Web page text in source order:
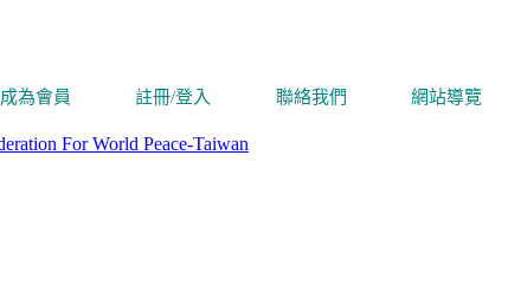
成為會員 註冊/登入 聯絡我們 網站導覽